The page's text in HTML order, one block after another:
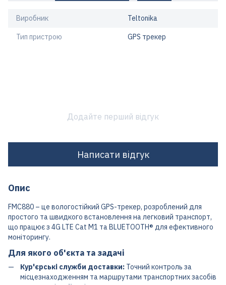
Виробник Teltonika
Тип пристрою GPS трекер
Додайте перший відгук
Написати відгук
Опис
FMC880 – це вологостійкий GPS-трекер, розроблений для
простого та швидкого встановлення на легковий транспорт,
що працює з 4G LTE Cat M1 та BLUETOOTH® для ефективного
моніторингу.
Для якого об'єкта та задачі
Кур'єрські служби доставки: Точний контроль за
місцезнаходженням та маршрутами транспортних засобів